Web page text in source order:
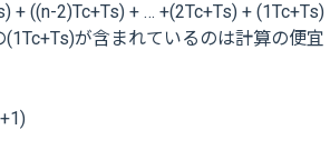
+ ((n-2)Tc+Ts) + … +(2Tc+Ts) + (1Tc+Ts)
(1Tc+Ts)が含まれているのは計算の便宜